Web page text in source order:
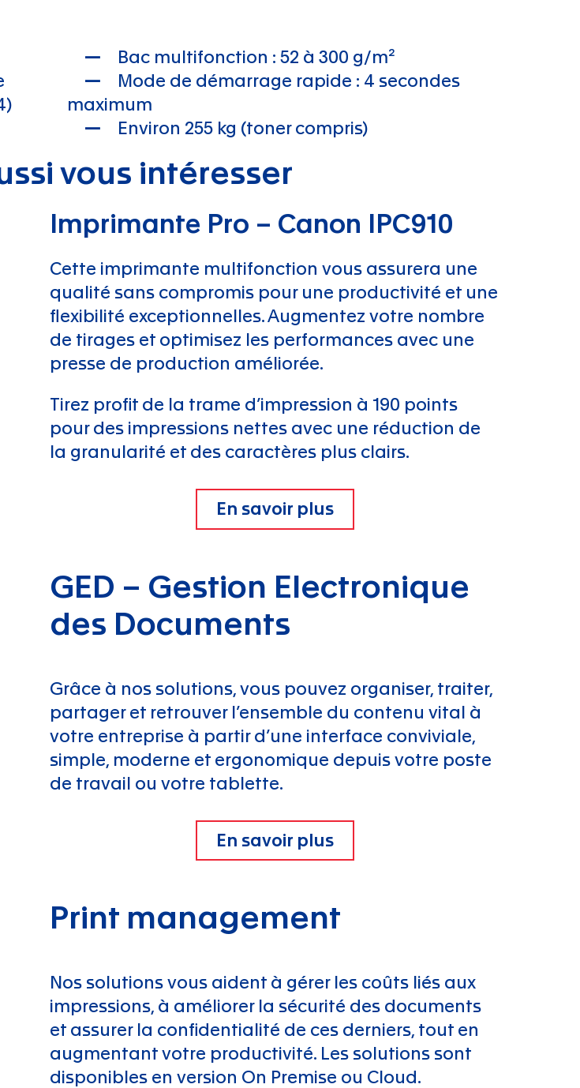
Bac multifonction : 52 à 300 g/m²
Mode de démarrage rapide : 4 secondes
maximum
Environ 255 kg (toner compris)
vous intéresser
Imprimante Pro – Canon IPC910
Cette imprimante multifonction vous assurera une
qualité sans compromis pour une productivité et une
flexibilité exceptionnelles. Augmentez votre nombre
de tirages et optimisez les performances avec une
presse de production améliorée.
Tirez profit de la trame d’impression à 190 points
pour des impressions nettes avec une réduction de
la granularité et des caractères plus clairs.
En savoir plus
GED – Gestion Electronique
des Documents
Grâce à nos solutions, vous pouvez organiser, traiter,
partager et retrouver l’ensemble du contenu vital à
votre entreprise à partir d’une interface conviviale,
simple, moderne et ergonomique depuis votre poste
de travail ou votre tablette.
En savoir plus
Print management
Nos solutions vous aident à gérer les coûts liés aux
impressions, à améliorer la sécurité des documents
et assurer la confidentialité de ces derniers, tout en
augmentant votre productivité. Les solutions sont
disponibles en version On Premise ou Cloud.